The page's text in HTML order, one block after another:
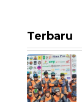
Terbaru